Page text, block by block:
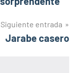
Siguiente entrada
Jarabe casero